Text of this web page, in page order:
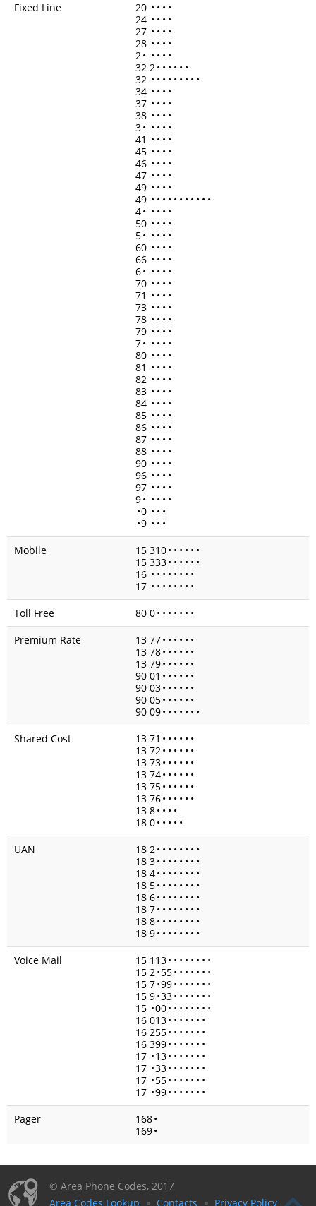
Fixed Line
20 • • • •
24 • • • •
27 • • • •
28 • • • •
2• • • • •
32 2• • • • • •
32 • • • • • • • • •
34 • • • •
37 • • • •
38 • • • •
3• • • • •
41 • • • •
45 • • • •
46 • • • •
47 • • • •
49 • • • •
49 • • • • • • • • • • •
4• • • • •
50 • • • •
5• • • • •
60 • • • •
66 • • • •
6• • • • •
70 • • • •
71 • • • •
73 • • • •
78 • • • •
79 • • • •
7• • • • •
80 • • • •
81 • • • •
82 • • • •
83 • • • •
84 • • • •
85 • • • •
86 • • • •
87 • • • •
88 • • • •
90 • • • •
96 • • • •
97 • • • •
9• • • • •
•0 • • •
•9 • • •
Mobile
15 310• • • • • •
15 333• • • • • •
16 • • • • • • • •
17 • • • • • • • •
Toll Free
80 0• • • • • • •
Premium Rate
13 77• • • • • •
13 78• • • • • •
13 79• • • • • •
90 01 • • • • • •
90 03• • • • • •
90 05• • • • • •
90 09• • • • • • •
Shared Cost
13 71 • • • • • •
13 72• • • • • •
13 73• • • • • •
13 74• • • • • •
13 75• • • • • •
13 76• • • • • •
13 8• • • •
18 0• • • • •
UAN
18 2• • • • • • • •
18 3• • • • • • • •
18 4• • • • • • • •
18 5• • • • • • • •
18 6• • • • • • • •
18 7• • • • • • • •
18 8• • • • • • • •
18 9• • • • • • • •
Voice Mail
15 113• • • • • • • •
15 2•55• • • • • • •
15 7•99• • • • • • •
15 9•33• • • • • • •
15 •00• • • • • • • •
16 013• • • • • • •
16 255• • • • • • •
16 399• • • • • • •
17 •13• • • • • • •
17 •33• • • • • • •
17 •55• • • • • • •
17 •99• • • • • • •
Pager
168•
169•
© Area Phone Codes, 2017
Area Codes Lookup
Contacts Privacy Policy